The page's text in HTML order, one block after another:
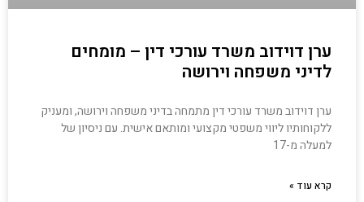
ערן דוידוב משרד עורכי דין – מומחים
לדיני משפחה וירושה
ערן דוידוב משרד עורכי דין מתמחה בדיני משפחה וירושה, ומעניק
ללקוחותיו ליווי משפטי מקצועי ומותאם אישית. עם ניסיון של
למעלה מ-17
קרא עוד »